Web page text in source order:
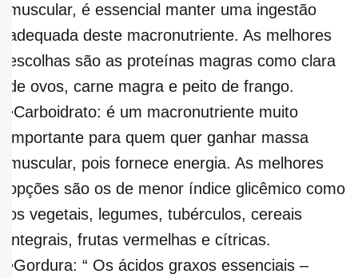
muscular, é essencial manter uma ingestão
adequada deste macronutriente. As melhores
escolhas são as proteínas magras como clara
de ovos, carne magra e peito de frango.
•Carboidrato: é um macronutriente muito
importante para quem quer ganhar massa
muscular, pois fornece energia. As melhores
opções são os de menor índice glicêmico como
os vegetais, legumes, tubérculos, cereais
integrais, frutas vermelhas e cítricas.
•Gordura: “ Os ácidos graxos essenciais –